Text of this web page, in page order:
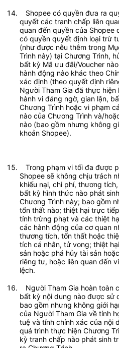
quyết các tranh chấp liên
quan đến quyền của Shopee
có quyền quyết định loại trừ
(như được nêu thêm trong
Trình này) tại Chương Trình,
bất kỳ Mã ưu đãi/Voucher
hành động nào khác theo
xác định (theo quyết định
Người Tham Gia đã thực
hành vi đáng ngờ, gian lận,
Chương Trình hoặc vi phạm
nào của Chương Trình và/
nào (bao gồm nhưng không
khoản Shopee).
   Trong phạm vi tối đa được pháp luật hiện hành cho phép,
Shopee sẽ không chịu trách
khiếu nại, chi phí, thương
bất kỳ hình thức nào phát
Chương Trình này; bao gồm
tổn thất nào; thiệt hại trực
tính trừng phạt và các thiệt
các hành động của cơ quan
thương tích, tổn thất hoặc
tích cá nhân, tử vong; thiệt
sản hoặc phá hủy tài sản
riêng tư, hoặc liên quan đến
bất kỳ nội dung nào được sử
bao gồm nhưng không giới
của Người Tham Gia về tính
tuệ và tính chính xác của nội
quá trình thực hiện Chương
kỳ tranh chấp nào phát sinh